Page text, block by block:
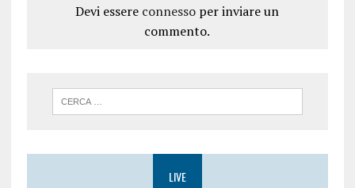
Devi essere connesso per inviare un
commento.
LIVE